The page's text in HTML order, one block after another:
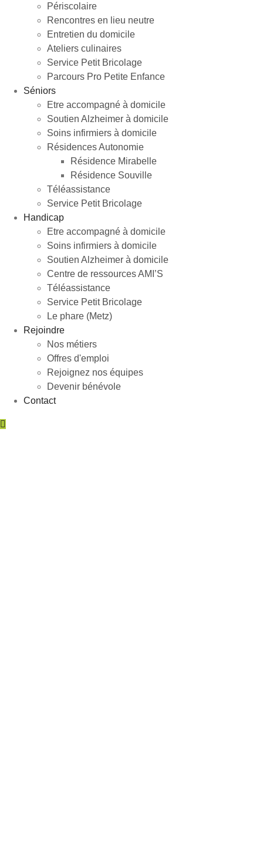
Périscolaire
Rencontres en lieu neutre
Entretien du domicile
Ateliers culinaires
Service Petit Bricolage
Parcours Pro Petite Enfance
Séniors
Etre accompagné à domicile
Soutien Alzheimer à domicile
Soins infirmiers à domicile
Résidences Autonomie
Résidence Mirabelle
Résidence Souville
Téléassistance
Service Petit Bricolage
Handicap
Etre accompagné à domicile
Soins infirmiers à domicile
Soutien Alzheimer à domicile
Centre de ressources AMI’S
Téléassistance
Service Petit Bricolage
Le phare (Metz)
Rejoindre
Nos métiers
Offres d'emploi
Rejoignez nos équipes
Devenir bénévole
Contact